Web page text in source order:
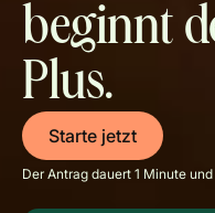
beginnt
Plus.
Starte jetzt
Der Antrag dauert 1 Minute